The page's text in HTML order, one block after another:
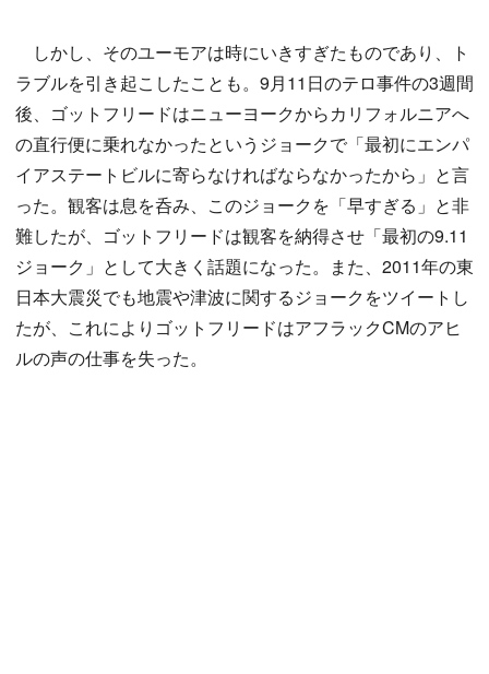
しかし、そのユーモアは時にいきすぎたものであり、ト
ラブルを引き起こしたことも。9月11日のテロ事件の3週間
後、ゴットフリードはニューヨークからカリフォルニアへ
の直行便に乗れなかったというジョークで「最初にエンパ
イアステートビルに寄らなければならなかったから」と言
った。観客は息を呑み、このジョークを「早すぎる」と非
難したが、ゴットフリードは観客を納得させ「最初の9.11
ジョーク」として大きく話題になった。また、2011年の東
日本大震災でも地震や津波に関するジョークをツイートし
たが、これによりゴットフリードはアフラックCMのアヒ
ルの声の仕事を失った。